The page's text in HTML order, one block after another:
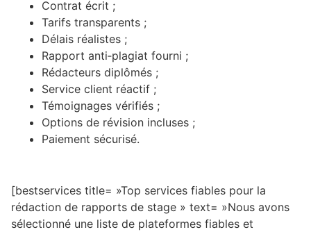
Contrat écrit ;
Tarifs transparents ;
Délais réalistes ;
Rapport anti‑plagiat fourni ;
Rédacteurs diplômés ;
Service client réactif ;
Témoignages vérifiés ;
Options de révision incluses ;
Paiement sécurisé.
[bestservices title= »Top services fiables pour la
rédaction de rapports de stage » text= »Nous avons
sélectionné une liste de plateformes fiables et